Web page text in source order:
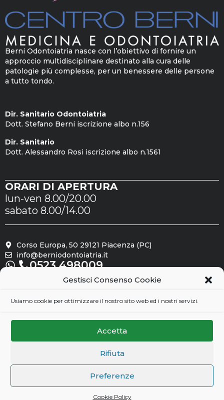
Gestisci Consenso Cookie
Usiamo cookie per ottimizzare il nostro sito web ed i nostri servizi.
Accetta
Rifiuta
Preferenze
Cookie Policy
Berni Odontoiatria nasce con l’obiettivo di fornire un
approccio multidisciplinare destinato alla cura delle
patologie più complesse, per un benessere delle persone
a tutto tondo.
Dir. Sanitario Odontoiatria
Dott. Stefano Berni iscrizione albo n.156
Dir. Sanitario
Dott. Alessandro Rosi iscrizione albo n.1561
ORARI DI APERTURA
lun-ven 8.00/20.00
sabato 8.00/14.00
Corso Europa, 50 29121 Piacenza (PC)
info@berniodontoiatria.it
0523.498009